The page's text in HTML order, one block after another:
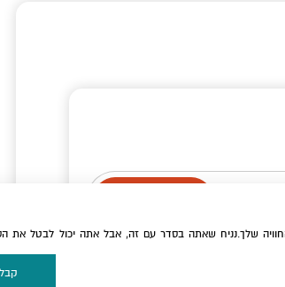
הקוקיזשל האתר.
שלך.נניח שאתה בסדר עם זה, אבל אתה יכול לבטל את